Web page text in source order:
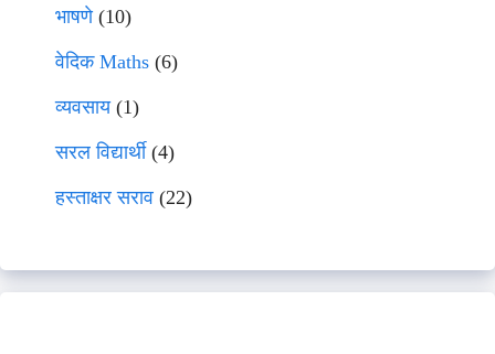
भाषणे(10)
वेदिक Maths (6)
व्यवसाय(1)
सरल विद्यार्थी(4)
हस्ताक्षर सराव (22)